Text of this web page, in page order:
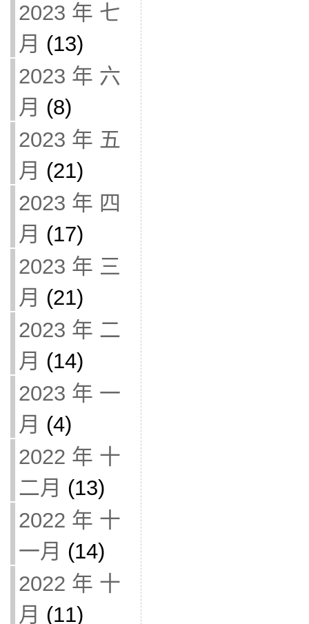
2023 年 七
月 (13)
2023 年 六
月 (8)
2023 年 五
月 (21)
2023 年 四
月 (17)
2023 年 三
月 (21)
2023 年 二
月 (14)
2023 年 一
月 (4)
2022 年 十
二月 (13)
2022 年 十
一月 (14)
2022 年 十
月 (11)